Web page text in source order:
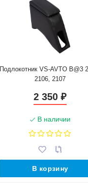
Подлокотник VS-AVTO B@3
2106, 2107
2 350₽
В наличии
В корзину